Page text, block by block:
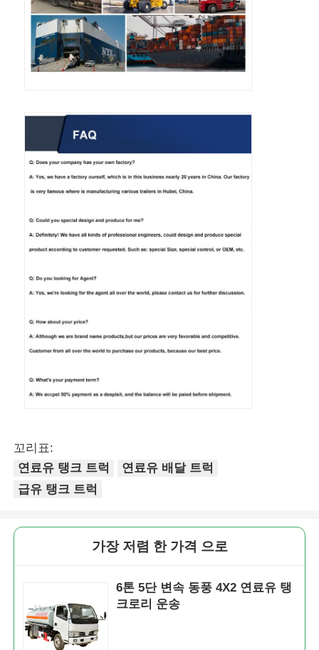
꼬리표:
연료유 탱크 트럭
연료유 배달 트럭
급유 탱크 트럭
가장 저렴 한 가격 으로
6톤 5단 변속 동풍 4X2 연료유 탱
크로리 운송